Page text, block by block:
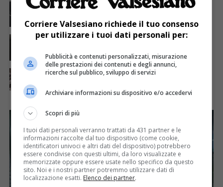
donne senza lavoro
ATTUALITÀ 7 anni fa
SENZA CATEGORIA 7 anni fa
Terminato il 37° corso di nuoto dell’Anffas
Valsesia
Corriere Valsesiano richiede il tuo consenso
per utilizzare i tuoi dati personali per:
Pubblicità e contenuti personalizzati, misurazione
delle prestazioni dei contenuti e degli annunci,
ricerche sul pubblico, sviluppo di servizi
Archiviare informazioni su dispositivo e/o accedervi
Scopri di più
I tuoi dati personali verranno trattati da 431 partner e le
informazioni raccolte dal tuo dispositivo (come cookie,
identificatori univoci e altri dati del dispositivo) potrebbero
essere condivise con questi ultimi, da loro visualizzate e
memorizzate oppure essere usate nello specifico da questo
sito. Noi e i nostri partner potremmo utilizzare dati di
localizzazione esatti. Elenco dei partner.